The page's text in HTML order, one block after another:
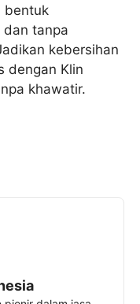
bentuk
dan tanpa
kebersihan
dengan Klin
khawatir.